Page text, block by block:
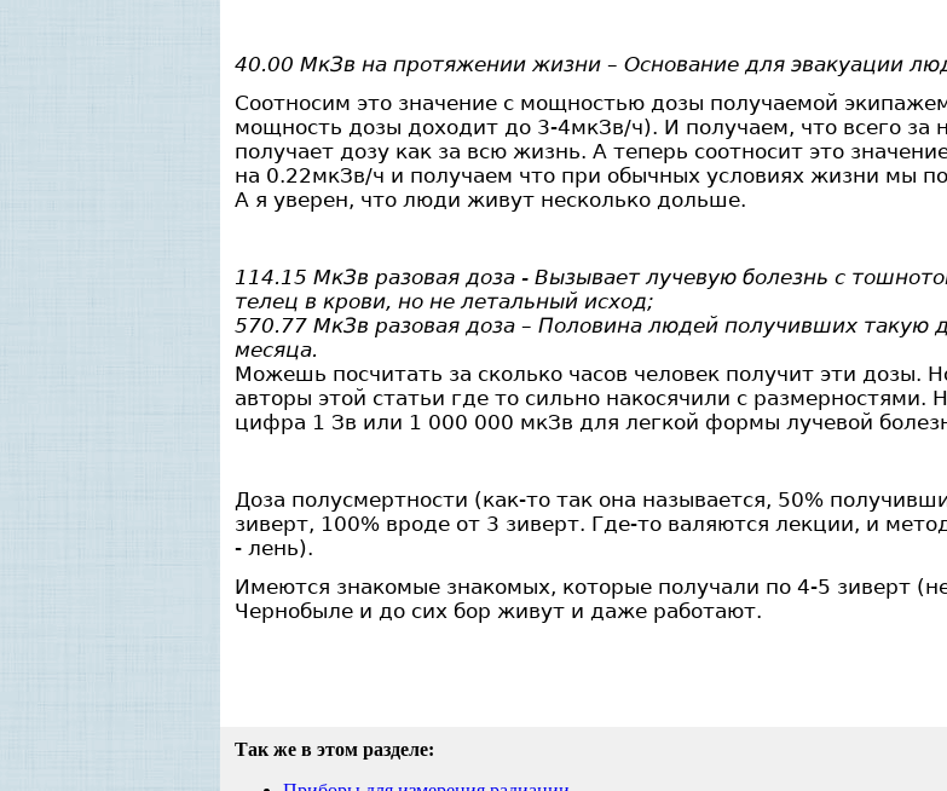
40.00 МкЗв на протяжении жизни – Основание для эвакуации
Соотносим это значение с мощностью дозы получаемой
мощность дозы доходит до 3-4мкЗв/ч). И получаем, что всего за
получает дозу как за всю жизнь. А теперь соотносит это
на 0.22мкЗв/ч и получаем что при обычных условиях жизни мы
А я уверен, что люди живут несколько дольше.
114.15 МкЗв разовая доза - Вызывает лучевую болезнь с
телец в крови, но не летальный исход;
570.77 МкЗв разовая доза – Половина людей получивших такую
месяца.
Можешь посчитать за сколько часов человек получит эти
авторы этой статьи где то сильно накосячили с
цифра 1 Зв или 1 000 000 мкЗв для легкой формы лучевой
Доза полусмертности (как-то так она называется, 50%
зиверт, 100% вроде от 3 зиверт. Где-то валяются лекции, и
- лень).
Имеются знакомые знакомых, которые получали по 4-5 зиверт
Чернобыле и до сих бор живут и даже работают.
Так же в этом разделе: